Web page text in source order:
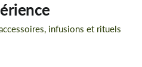
bois, aux propriétés durables
infusions et rituels